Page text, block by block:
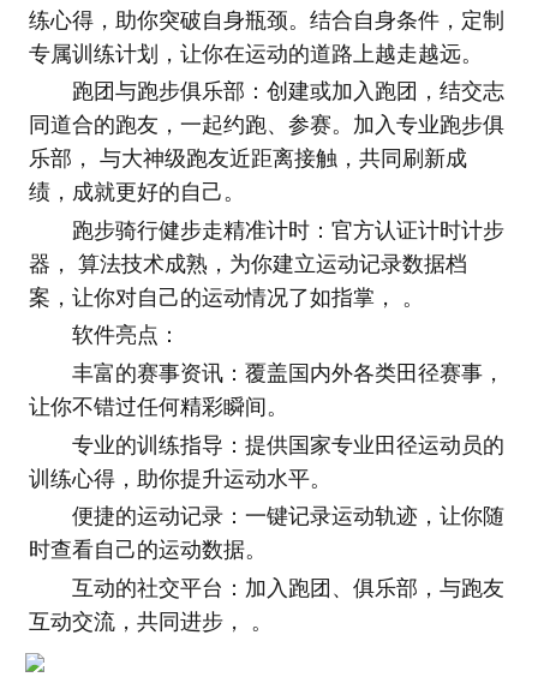
练心得，助你突破自身瓶颈。结合自身条件，定制
专属训练计划，让你在运动的道路上越走越远。
跑团与跑步俱乐部：创建或加入跑团，结交志
同道合的跑友，一起约跑、参赛。加入专业跑步俱
乐部， 与大神级跑友近距离接触，共同刷新成
绩，成就更好的自己。
跑步骑行健步走精准计时：官方认证计时计步
器， 算法技术成熟，为你建立运动记录数据档
案，让你对自己的运动情况了如指掌， 。
软件亮点：
丰富的赛事资讯：覆盖国内外各类田径赛事，
让你不错过任何精彩瞬间。
专业的训练指导：提供国家专业田径运动员的
训练心得，助你提升运动水平。
便捷的运动记录：一键记录运动轨迹，让你随
时查看自己的运动数据。
互动的社交平台：加入跑团、俱乐部，与跑友
互动交流，共同进步， 。